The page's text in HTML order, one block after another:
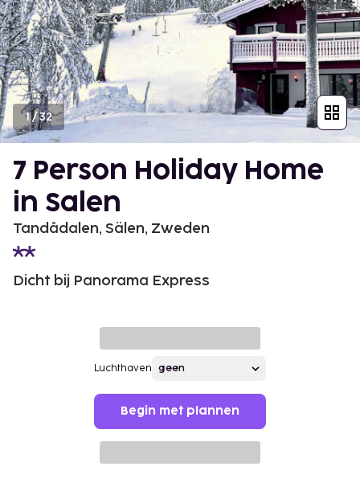
1/32
7 Person Holiday Home
in Salen
Tandådalen, Sälen, Zweden
Dicht bij Panorama Express
Luchthaven
Begin met plannen